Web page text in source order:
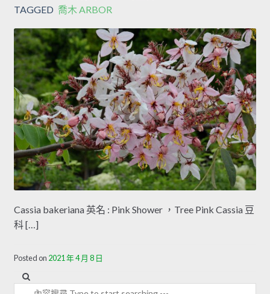
TAGGED 喬木 ARBOR
Cassia bakeriana 英名 : Pink Shower ，Tree Pink Cassia 豆
科 […]
Posted on 2021 年 4 月 8 日
內容搜尋